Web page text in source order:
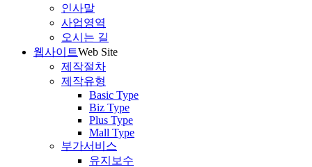
인사말
사업영역
오시는 길
웹사이트Web Site
제작절차
제작유형
Basic Type
Biz Type
Plus Type
Mall Type
부가서비스
유지보수